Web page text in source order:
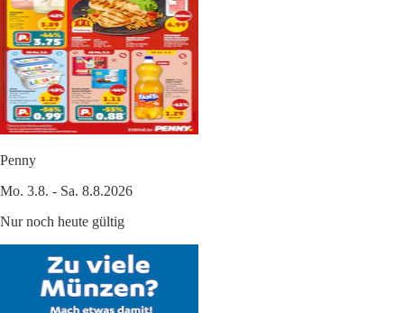
Penny
Mo. 3.8. - Sa. 8.8.2026
Nur noch heute gültig